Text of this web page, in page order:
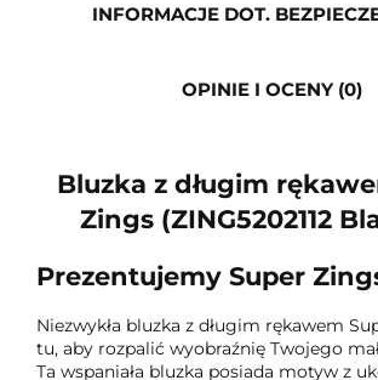
INFORMACJE DOT.
OPINIE I OCENY (0)
Bluzka z długim
Zings (ZING5202112
Prezentujemy Super
Niezwykła bluzka z długim rękawem
tu, aby rozpalić wyobraźnię Twojego
Ta wspaniała bluzka posiada motyw z